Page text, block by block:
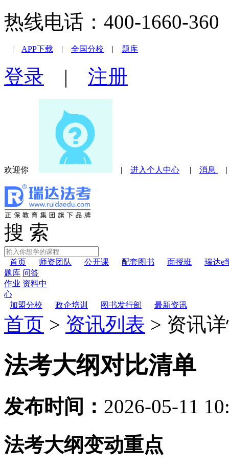
热线电话：400-1660-
| APP下载 | 全国分校 | 题库
登录 | 注册
欢迎你 | 进入个人中心 | 消息
搜 索
首页 师资团队 公开课 配套图书 面授班
瑞达e
题库 问答
作业 资料中
心
加盟分校
政企培训 图书发行部 最新资讯
首页 > 资讯列表 > 资讯
法考大纲对比清单
发布时间： 2026-05-11
法考大纲变动重点